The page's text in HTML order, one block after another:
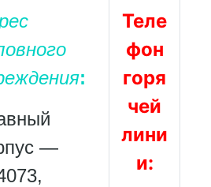
:
—
Теле
фон
горя
чей
лини
и: